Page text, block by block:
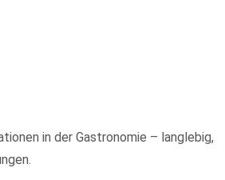
in der Gastronomie – langlebig,